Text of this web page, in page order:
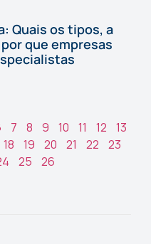
Quais os tipos, a
que empresas
7 8 9 10 11 12
13
18 19 20 21 22
23
25 26